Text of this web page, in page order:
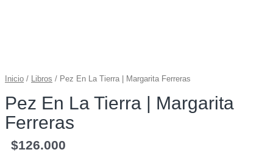
Inicio / Libros / Pez En La Tierra | Margarita Ferreras
Pez En La Tierra | Margarita
Ferreras
$126.000